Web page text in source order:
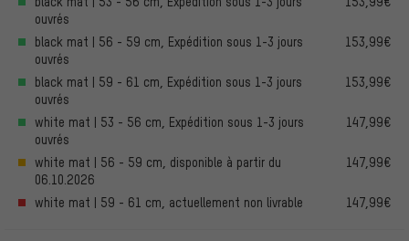
ouvrés
black mat | 56 - 59 cm, Expédition sous 1-3 jours
ouvrés
153,99€
black mat | 59 - 61 cm, Expédition sous 1-3 jours
ouvrés
153,99€
white mat | 53 - 56 cm, Expédition sous 1-3 jours
ouvrés
147,99€
white mat | 56 - 59 cm, disponible à partir du
06.10.2026
147,99€
white mat | 59 - 61 cm, actuellement non livrable 147,99€